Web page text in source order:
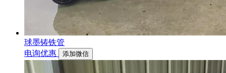
球墨铸铁管
电询优惠
添加微信